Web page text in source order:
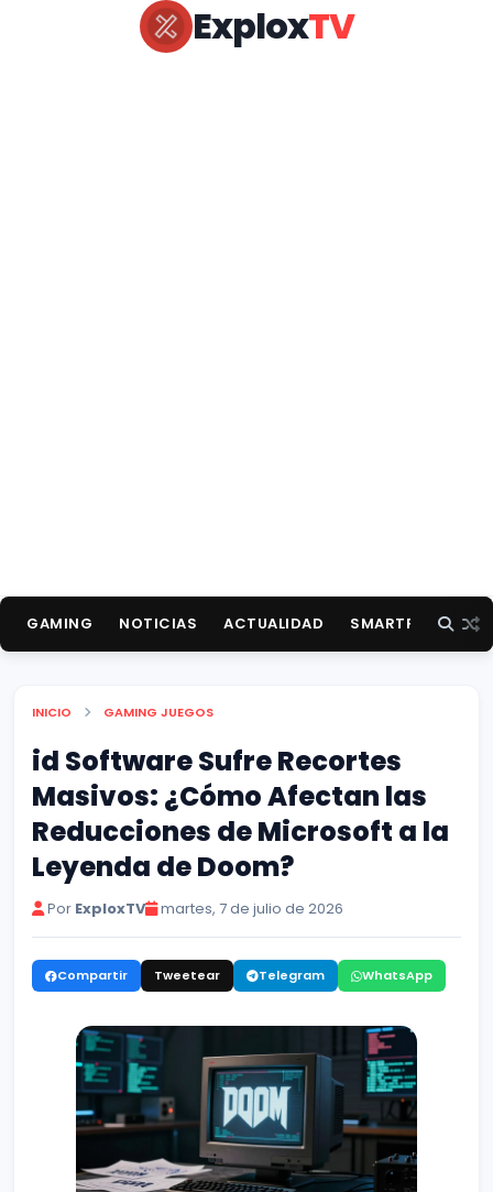
ExploxTV
GAMING NOTICIAS ACTUALIDAD SMARTPHONES
INICIO GAMING JUEGOS
id Software Sufre Recortes
Masivos: ¿Cómo Afectan las
Reducciones de Microsoft a la
Leyenda de Doom?
Por ExploxTV martes, 7 de julio de 2026
Compartir Tweetear Telegram WhatsApp